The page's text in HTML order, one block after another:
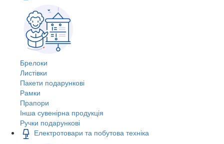
Брелоки
Листівки
Пакети подарункові
Рамки
Прапори
Інша сувенірна продукція
Ручки подарункові
Електротовари та побутова техніка